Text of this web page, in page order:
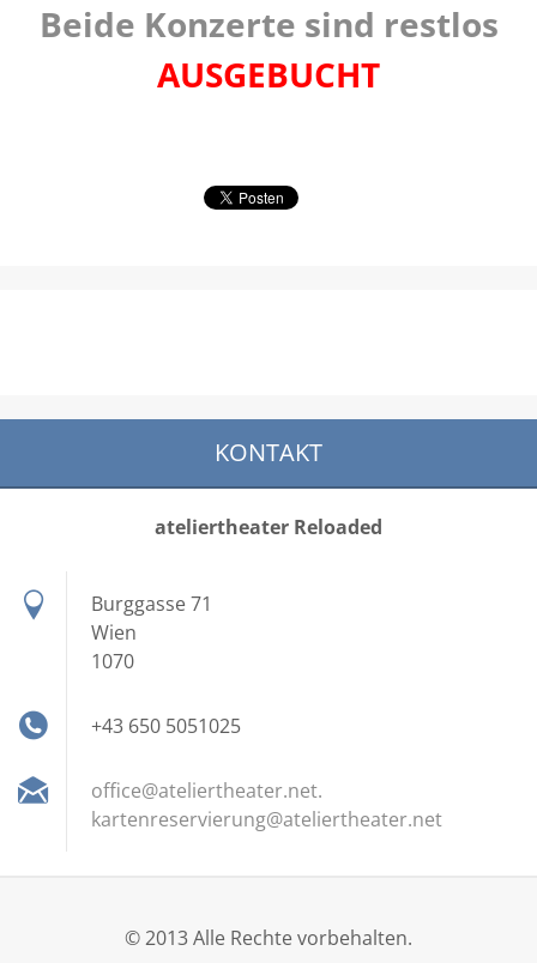
Beide Konzerte sind restlos
AUSGEBUCHT
KONTAKT
ateliertheater Reloaded
Burggasse 71
Wien
1070
+43 650 5051025
office@ateliertheater.net.
kartenreservierung@ateliertheater.net
© 2013 Alle Rechte vorbehalten.